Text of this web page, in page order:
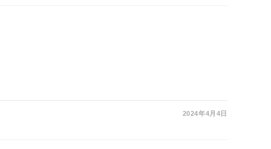
2024年4月4日